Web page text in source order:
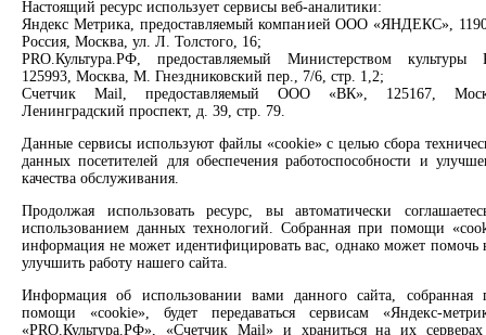
Продлить книгу
Спроси библиотекаря
Спроси краеведа
Оцените качество услуг
Направить обращение директору
Соцсети
Вконтакте
Одноклассники
Max
Rutube
Заметили опечатку? Выделите текст с ошибкой и нажмите
клавиши Ctrl+Enter или ссылку ниже
Настоящий ресурс использует сервисы веб-аналитики:
Яндекс Метрика, предоставляемый компанией ООО «ЯНДЕКС»,
Россия, Москва, ул. Л. Толстого, 16;
PRO.Культура.РФ, предоставляемый Министерством культуры
125993, Москва, М. Гнездниковский пер., 7/6, стр. 1,2;
Счетчик Mail, предоставляемый ООО «ВК», 125167,
Ленинградский проспект, д. 39, стр. 79.
Данные сервисы используют файлы «cookie» с целью сбора
данных посетителей для обеспечения работоспособности и
качества обслуживания.
Продолжая использовать ресурс, вы автоматически
использованием данных технологий. Собранная при помощи
информация не может идентифицировать вас, однако может помочь
улучшить работу нашего сайта.
Информация об использовании вами данного сайта, собранная
помощи «cookie», будет передаваться сервисам «Яндекс-
«PRO.Культура.РФ», «Счетчик Mail» и храниться на их